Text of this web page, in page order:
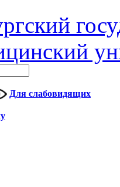
Для слабовидящих